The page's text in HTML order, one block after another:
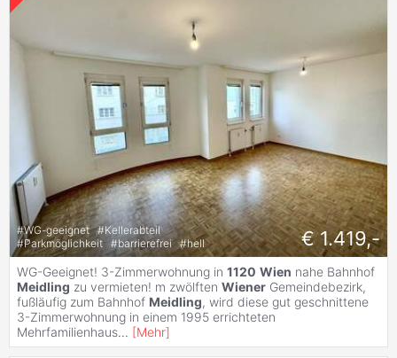
#WG-geeignet #Kellerabteil
#Parkmöglichkeit #barrierefrei #hell € 1.419,-
WG-Geeignet! 3-Zimmerwohnung in 1120 Wien nahe Bahnhof
Meidling zu vermieten! m zwölften Wiener Gemeindebezirk,
fußläufig zum Bahnhof Meidling, wird diese gut geschnittene
3-Zimmerwohnung in einem 1995 errichteten
Mehrfamilienhaus... [Mehr]